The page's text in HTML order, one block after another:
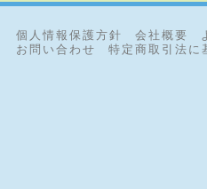
個人情報保護方針 会社概要
お問い合わせ
特定商取引法に